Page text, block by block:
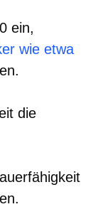
ein,
wie etwa
die